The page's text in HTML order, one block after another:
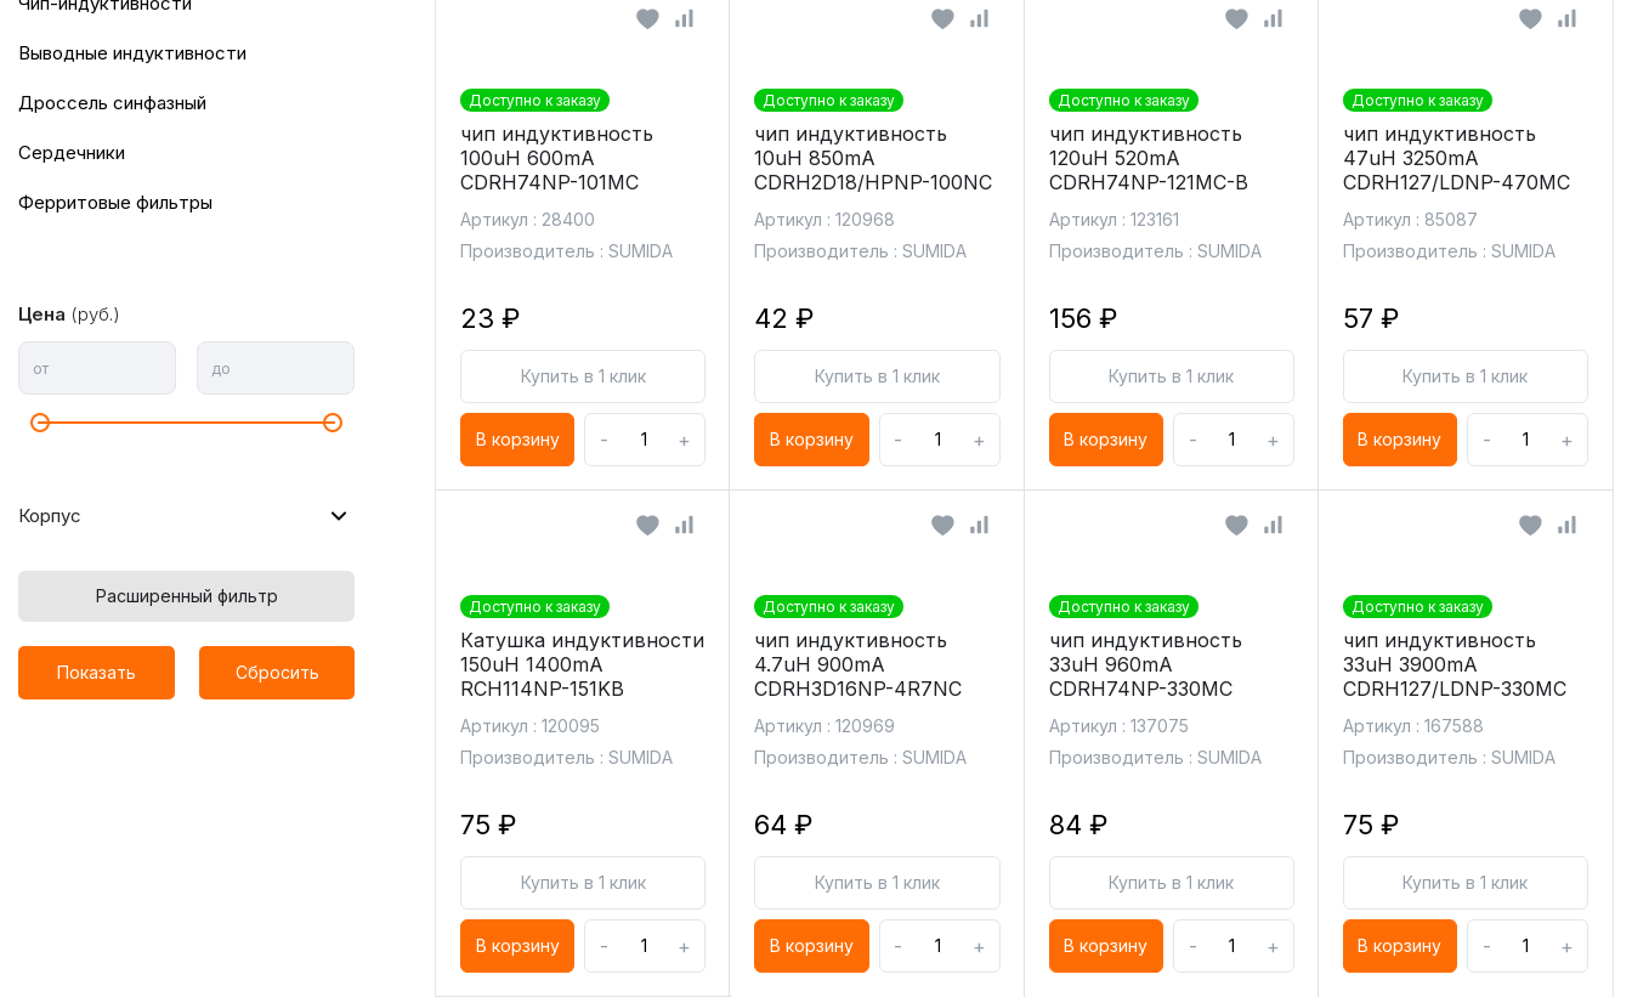
Выводные индуктивности
Дроссель синфазный
Сердечники
Ферритовые фильтры
Цена (руб.)
от до
Корпус
Расширенный фильтр
Показать Сбросить
Доступно к заказу
чип индуктивность
100uH 600mA
CDRH74NP-101MC
Артикул : 28400
Производитель : SUMIDA
23 ₽
Купить в 1 клик
В корзину - +
Доступно к заказу
чип индуктивность
10uH 850mA
CDRH2D18/HPNP-100NC
Артикул : 120968
Производитель : SUMIDA
42 ₽
Купить в 1 клик
В корзину - +
Доступно к заказу
чип индуктивность
120uH 520mA
CDRH74NP-121MC-B
Артикул : 123161
Производитель : SUMIDA
156 ₽
Купить в 1 клик
В корзину - +
Доступно к заказу
чип индуктивность
47uH 3250mA
CDRH127/LDNP-470MC
Артикул : 85087
Производитель : SUMIDA
57 ₽
Купить в 1 клик
В корзину - +
Доступно к заказу
Катушка индуктивности
150uH 1400mA
RCH114NP-151KB
Артикул : 120095
Производитель : SUMIDA
75 ₽
Купить в 1 клик
В корзину - +
Доступно к заказу
чип индуктивность
4.7uH 900mA
CDRH3D16NP-4R7NC
Артикул : 120969
Производитель : SUMIDA
64 ₽
Купить в 1 клик
В корзину - +
Доступно к заказу
чип индуктивность
33uH 960mA
CDRH74NP-330MC
Артикул : 137075
Производитель : SUMIDA
84 ₽
Купить в 1 клик
В корзину - +
Доступно к заказу
чип индуктивность
33uH 3900mA
CDRH127/LDNP-330MC
Артикул : 167588
Производитель : SUMIDA
75 ₽
Купить в 1 клик
В корзину - +